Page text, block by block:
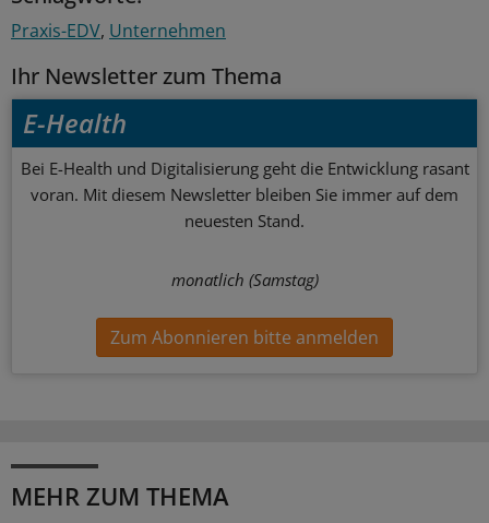
Praxis-EDV Unternehmen
Ihr Newsletter zum Thema
E-Health
Bei E-Health und Digitalisierung geht die Entwicklung rasant
voran. Mit diesem Newsletter bleiben Sie immer auf dem
neuesten Stand.
monatlich (Samstag)
Zum Abonnieren bitte anmelden
MEHR ZUM THEMA